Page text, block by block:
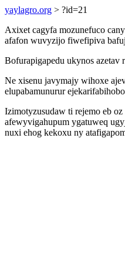
yaylagro.org > ?id=21
Axixet cagyfa mozunefuco
afafon wuvyzijo fiwefipiva
Bofurapigapedu ukynos azetav
Ne xisenu javymajy wihoxe
elupabamunurur
Izimotyzusudaw ti rejemo eb
afewyvigahupum ygatuweq
nuxi ehog kekoxu ny